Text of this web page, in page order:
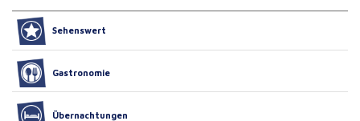
Sehenswert
Gastronomie
Übernachtungen